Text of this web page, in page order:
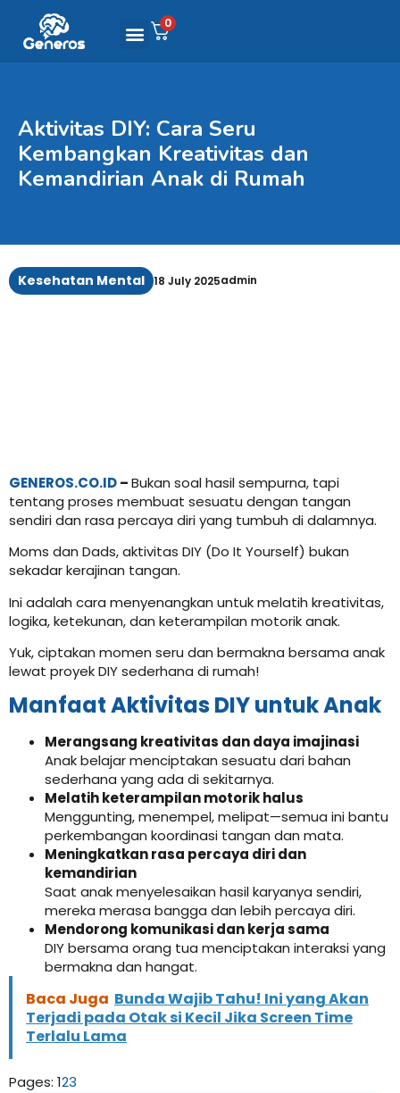
0
Aktivitas DIY: Cara Seru
Kembangkan Kreativitas dan
Kemandirian Anak di Rumah
Kesehatan Mental 18 July 2025admin
GENEROS.CO.ID–Bukan soal hasil sempurna, tapi
tentang proses membuat sesuatu dengan tangan
sendiri dan rasa percaya diri yang tumbuh di dalamnya.
Moms dan Dads, aktivitas DIY (Do It Yourself) bukan
sekadar kerajinan tangan.
Ini adalah cara menyenangkan untuk melatih kreativitas,
logika, ketekunan, dan keterampilan motorik anak.
Yuk, ciptakan momen seru dan bermakna bersama anak
lewat proyek DIY sederhana di rumah!
Manfaat Aktivitas DIY untuk Anak
Merangsang kreativitas dan daya imajinasi
Anak belajar menciptakan sesuatu dari bahan
sederhana yang ada di sekitarnya.
Melatih keterampilan motorik halus
Menggunting, menempel, melipat—semua ini bantu
perkembangan koordinasi tangan dan mata.
Meningkatkan rasa percaya diri dan
kemandirian
Saat anak menyelesaikan hasil karyanya sendiri,
mereka merasa bangga dan lebih percaya diri.
Mendorong komunikasi dan kerja sama
DIY bersama orang tua menciptakan interaksi yang
bermakna dan hangat.
Baca Juga Bunda Wajib Tahu! Ini yang Akan
Terjadi pada Otak si Kecil Jika Screen Time
Terlalu Lama
Pages: 123